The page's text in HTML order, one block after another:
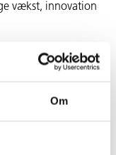
Om
vækst, innovation
er ensformig.
kreativ og sjov.